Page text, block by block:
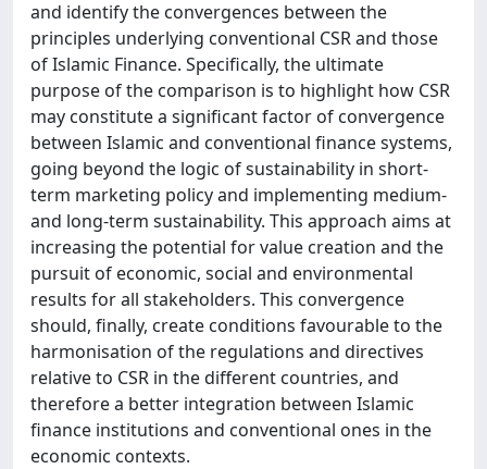
and identify the convergences between the
principles underlying conventional CSR and those
of Islamic Finance. Specifically, the ultimate
purpose of the comparison is to highlight how CSR
may constitute a significant factor of convergence
between Islamic and conventional finance systems,
going beyond the logic of sustainability in short-
term marketing policy and implementing medium-
and long-term sustainability. This approach aims at
increasing the potential for value creation and the
pursuit of economic, social and environmental
results for all stakeholders. This convergence
should, finally, create conditions favourable to the
harmonisation of the regulations and directives
relative to CSR in the different countries, and
therefore a better integration between Islamic
finance institutions and conventional ones in the
economic contexts.